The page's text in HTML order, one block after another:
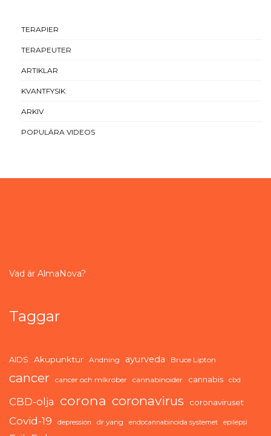
TERAPIER
TERAPEUTER
ARTIKLAR
KVANTFYSIK
ARKIV
POPULÄRA VIDEOS
Vad är AlmaNova?
Taggar
AIDS Akupunktur Andning ayurveda Bruce Lipton
cancer cancer och mikrober cannabinoider cannabis cbd
CBD-olja corona coronavirus coronaviruset
Covid-19 depression dr yang endocannabinoida systemet epilepsi